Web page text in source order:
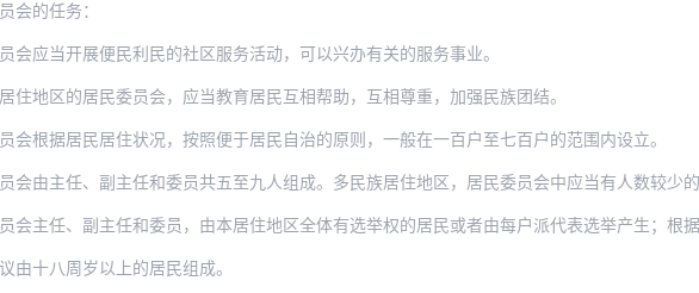
会的任务：
会应当开展便民利民的社区服务活动，可以兴办有关的服务事业。
住地区的居民委员会，应当教育居民互相帮助，互相尊重，加强民族团结。
会根据居民居住状况，按照便于居民自治的原则，一般在一百户至七百户的范围内设立。
会由主任、副主任和委员共五至九人组成。多民族居住地区，居民委员会中应当有人数较少的
主任、副主任和委员，由本居住地区全体有选举权的居民或者由每户派代表选举产生；根据居民意见，也可以由每
由十八周岁以上的居民组成。